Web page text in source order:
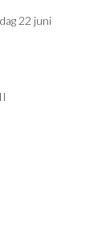
22 juni